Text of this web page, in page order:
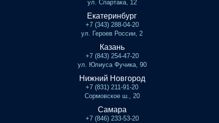
ул. Спартака, 12
Екатеринбург
+7 (343) 288-04-20
ул. Героев России, 2
Казань
+7 (843) 254-47-20
ул. Юлиуса Фучика, 90
Нижний Новгород
+7 (831) 211-91-20
Сормовское ш., 20
Самара
+7 (846) 233-53-20